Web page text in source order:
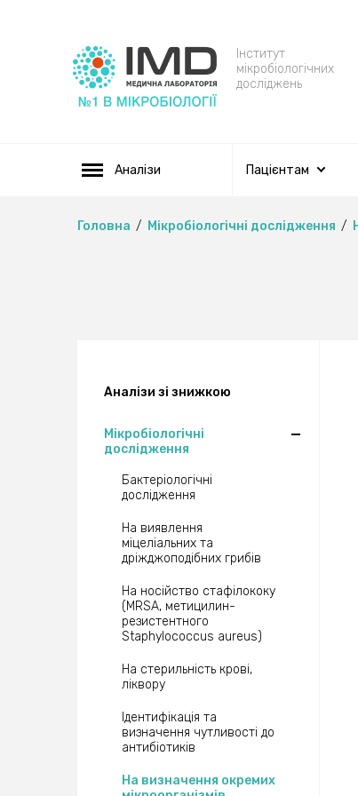
Інститут
мікробіологічних
досліджень
Аналізи Пацієнтам
Головна Мікробіологічні дослідження
Аналізи зі знижкою
Мікробіологічні
дослідження
Бактеріологічні
дослідження
На виявлення
міцеліальних та
дріжджоподібних грибів
На носійство стафілококу
(MRSA, метицилин-
резистентного
Staphylococcus aureus)
На стерильність крові,
ліквору
Ідентифікація та
визначення чутливості до
антибіотиків
На визначення окремих